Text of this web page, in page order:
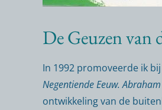
De Geuzen van
In 1992 promoveerde ik
Negentiende Eeuw.
ontwikkeling van de